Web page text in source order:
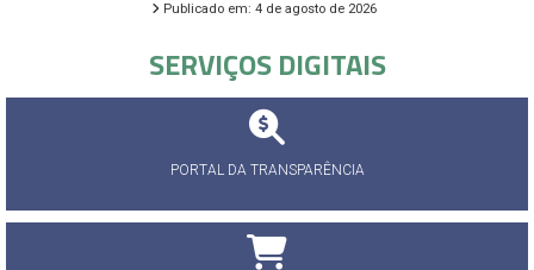
Publicado em: 4 de agosto de 2026
SERVIÇOS DIGITAIS
PORTAL DA TRANSPARÊNCIA